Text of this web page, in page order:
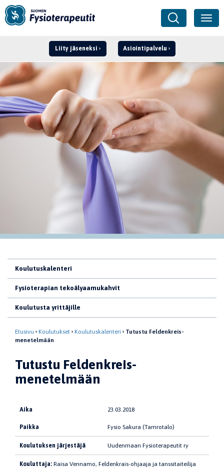
Liity jäseneksi Asiointipalvelu
Kirjaudu ›
Koulutuskalenteri
Fysioterapian tekoälyaamukahvit
Koulutusta yrittäjille
Etusivu Koulutukset Koulutuskalenteri
Tutustu Feldenkreis-
menetelmään
Tutustu Feldenkreis-
menetelmään
Aika 23.03.2018
Paikka Fysio Sakura (Tamrotalo)
Koulutuksen järjestäjä Uudenmaan Fysioterapeutit ry
Kouluttaja: Raisa Vennamo, Feldenkrais-ohjaaja ja tanssitaiteilija